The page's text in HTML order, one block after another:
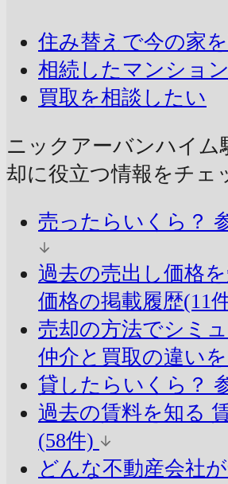
住み替えで今の家
相続したマンショ
買取を相談したい
ニックアーバンハイム
却に役立つ情報をチェ
売ったらいくら？
過去の売出し価格
価格の掲載履歴(11
売却の方法でシミ
仲介と買取の違い
貸したらいくら？
過去の賃料を知る
(58件)
どんな不動産会社